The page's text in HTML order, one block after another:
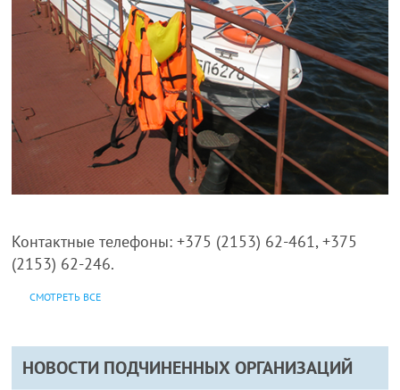
НОВОСТИ ПОДЧИНЕННЫХ ОРГАНИЗАЦИЙ
Контактные телефоны: +375 (2153) 62-461, +375
(2153) 62-246.
СМОТРЕТЬ ВСЕ